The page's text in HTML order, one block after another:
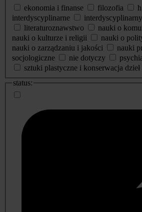
ekonomia i finanse
filozofia
interdyscyplinarne
interdyscyplinarny
literaturoznawstwo
nauki o
nauki o kulturze i religii
nauki o
nauki o zarządzaniu i jakości
nauki
socjologiczne
nie dotyczy
sztuki plastyczne i konserwacja dzieł
status: